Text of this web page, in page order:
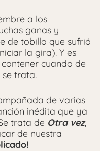
a los
ganas y
de tobillo que sufrió
la gira). Y es
cuando de
trata.
de varias
inédita que ya
trata de Otra vez,
de nuestra